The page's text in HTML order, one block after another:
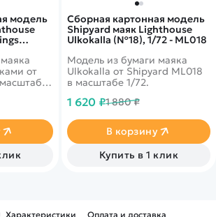
модель
от
Сборная картонная модель
Shipyard маяк Lighthouse
Ulkokalla (№18), 1/72 - ML018
Модель из бумаги маяка
Ulkokalla от Shipyard ML018
в масштабе 1/72.
1 620 ₽1 880 ₽
В корзину
Купить в 1 клик
Характеристики Оплата и доставка